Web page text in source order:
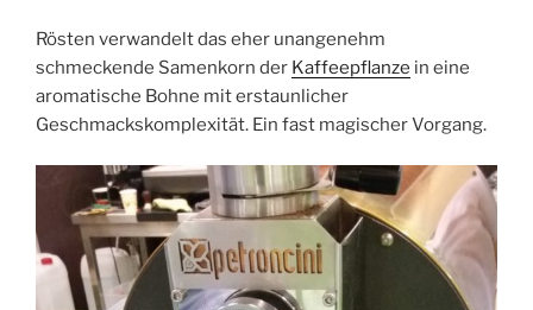
Rösten verwandelt das eher unangenehm
schmeckende Samenkorn der Kaffeepflanze in eine
aromatische Bohne mit erstaunlicher
Geschmackskomplexität. Ein fast magischer Vorgang.